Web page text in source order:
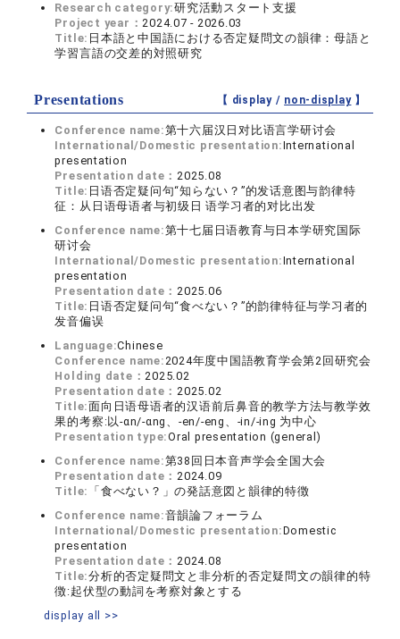
Research category:研究活動スタート支援
Project year：2024.07 - 2026.03
Title: 日本語と中国語における否定疑問文の韻律：母語と
学習言語の交差的対照研究
Presentations 【 display / non-display】
Conference name:第⼗六届汉日对比语言学研讨会
International/Domestic presentation:International
presentation
Presentation date：2025.08
Title: 日语否定疑问句“知らない？”的发话意图与韵律特
征：从日语母语者与初级日 语学习者的对比出发
Conference name:第十七届日语教育与日本学研究国际
研讨会
International/Domestic presentation:International
presentation
Presentation date：2025.06
Title: 日语否定疑问句“食べない？”的韵律特征与学习者的
发音偏误
Language:Chinese
Conference name:2024年度中国語教育学会第2回研究会
Holding date：2025.02
Presentation date：2025.02
Title:面向日语母语者的汉语前后鼻音的教学方法与教学效
果的考察:以-ɑn/-ɑng、-en/-eng、-in/-ing 为中心
Presentation type:Oral presentation (general)
Conference name:第38回日本音声学会全国大会
Presentation date：2024.09
Title: 「食べない？」の発話意図と韻律的特徴
Conference name:音韻論フォーラム
International/Domestic presentation:Domestic
presentation
Presentation date：2024.08
Title:分析的否定疑問文と非分析的否定疑問文の韻律的特
徴:起伏型の動詞を考察対象とする
display all >>